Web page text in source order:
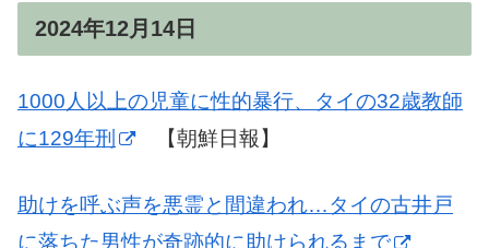
2024年12月14日
1000人以上の児童に性的暴行、タイの32歳教師
に129年刑
【朝鮮日報】
助けを呼ぶ声を悪霊と間違われ…タイの古井戸
に落ちた男性が奇跡的に助けられるまで